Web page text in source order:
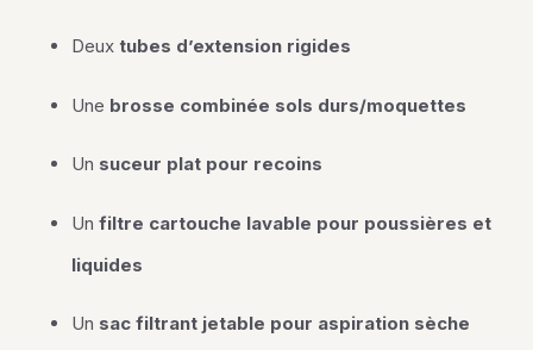
Deux tubes d’extension rigides
Une brosse combinée sols durs/moquettes
Un suceur plat pour recoins
Un filtre cartouche lavable pour poussières et
liquides
Un sac filtrant jetable pour aspiration sèche